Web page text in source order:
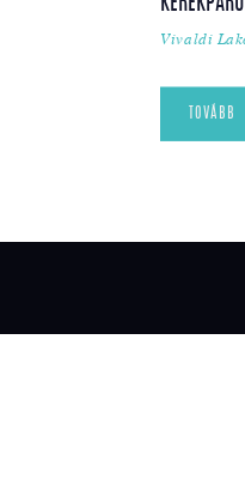
KERÉKPÁRÚT
Vivaldi
TOVÁBB